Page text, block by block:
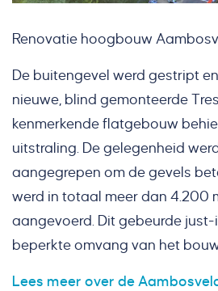
Renovatie hoogbouw
De buitengevel werd gestript
nieuwe, blind gemonteerde
kenmerkende flatgebouw
uitstraling. De gelegenheid
aangegrepen om de gevels
werd in totaal meer dan 4.200
aangevoerd. Dit gebeurde
beperkte omvang van het
Lees meer over de